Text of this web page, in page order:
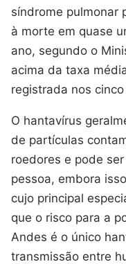
síndrome pulmonar
à morte em quase
ano, segundo o
acima da taxa
registrada nos
O hantavírus
de partículas
roedores e pode
pessoa, embora
cujo principal
que o risco para a
Andes é o único
transmissão entre